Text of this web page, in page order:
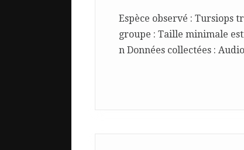
Espèce observé : Tursiops
groupe : Taille minimale
n Données collectées :